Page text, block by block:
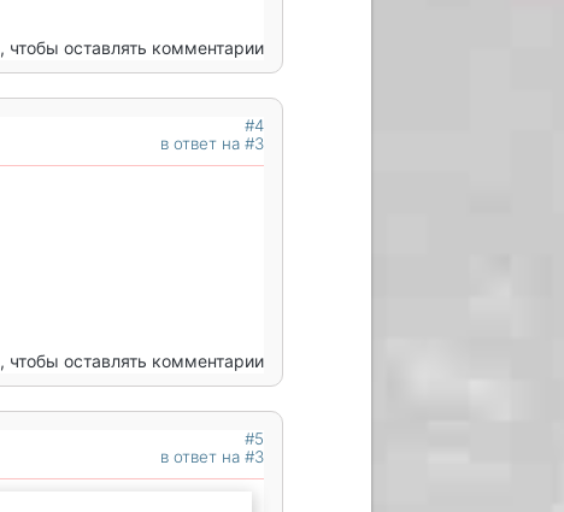
, чтобы оставлять комментарии
#4
в ответ на #3
, чтобы оставлять комментарии
#5
в ответ на #3